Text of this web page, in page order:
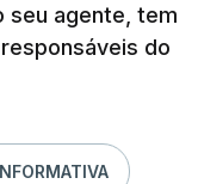
seu agente, tem
do